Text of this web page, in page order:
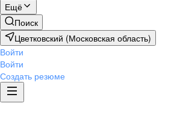
Ещё
Поиск
Цветковский (Московская область)
Войти
Войти
Создать резюме